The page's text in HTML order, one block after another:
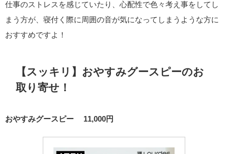
仕事のストレスを感じていたり、心配性で色々考え事をしてし
まう方が、寝付く際に周囲の音が気になってしまうような方に
おすすめですよ！
【スッキリ】おやすみグースピーのお
取り寄せ！
おやすみグースピー 11,000円